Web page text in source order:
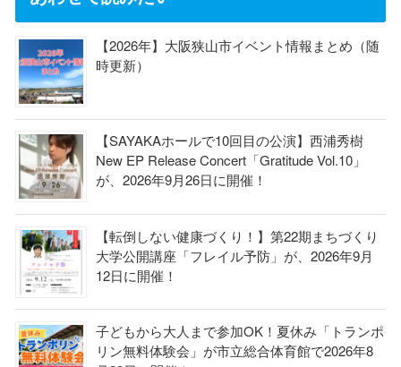
【2026年】大阪狭山市イベント情報まとめ（随
時更新）
【SAYAKAホールで10回目の公演】西浦秀樹
New EP Release Concert「Gratitude Vol.10」
が、2026年9月26日に開催！
【転倒しない健康づくり！】第22期まちづくり
大学公開講座「フレイル予防」が、2026年9月
12日に開催！
子どもから大人まで参加OK！夏休み「トランポ
リン無料体験会」が市立総合体育館で2026年8